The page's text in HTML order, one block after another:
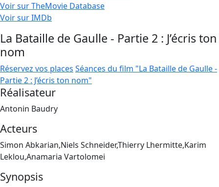
Voir sur TheMovie Database
Voir sur IMDb
La Bataille de Gaulle - Partie 2 : J’écris ton
nom
Réservez vos places Séances du film "La Bataille de Gaulle -
Partie 2 : J’écris ton nom"
Réalisateur
Antonin Baudry
Acteurs
Simon Abkarian,Niels Schneider,Thierry Lhermitte,Karim
Leklou,Anamaria Vartolomei
Synopsis